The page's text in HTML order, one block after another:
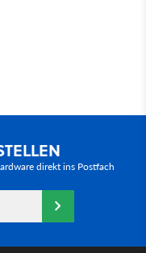
direkt ins Postfach